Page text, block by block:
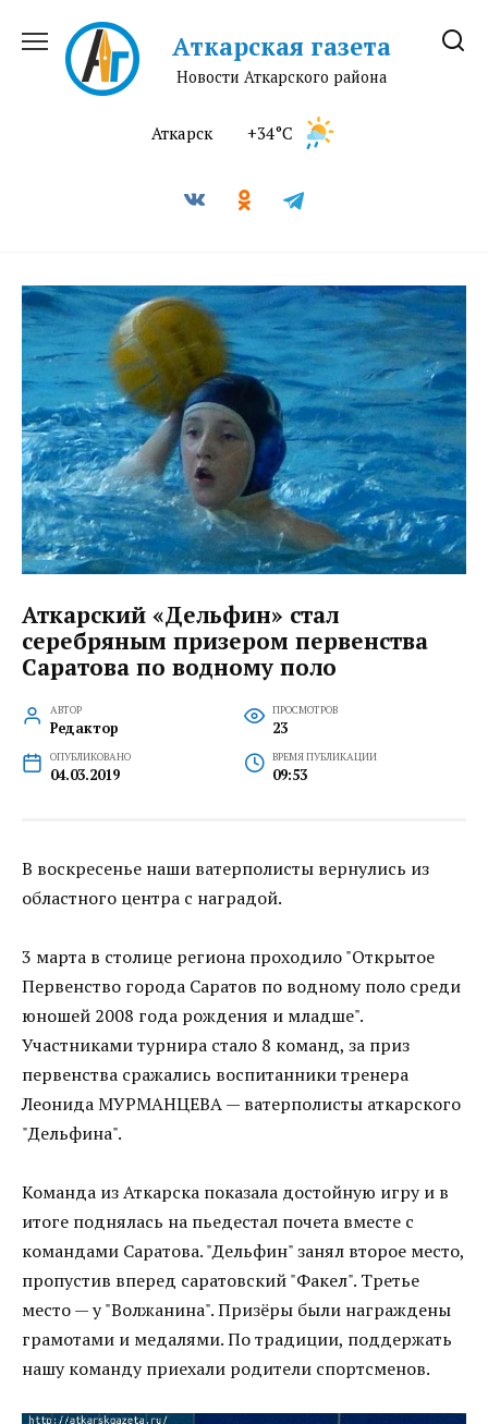
содержанию
Аткарская газета
Новости Аткарского района
Аткарск +34°C
Аткарский «Дельфин» стал
серебряным призером первенства
Саратова по водному поло
АВТОР
Редактор
ПРОСМОТРОВ
23
ОПУБЛИКОВАНО
04.03.2019
ВРЕМЯ ПУБЛИКАЦИИ
09:53
В воскресенье наши ватерполисты вернулись из
областного центра с наградой.
3 марта в столице региона проходило "Открытое
Первенство города Саратов по водному поло среди
юношей 2008 года рождения и младше".
Участниками турнира стало 8 команд, за приз
первенства сражались воспитанники тренера
Леонида МУРМАНЦЕВА — ватерполисты аткарского
"Дельфина".
Команда из Аткарска показала достойную игру и в
итоге поднялась на пьедестал почета вместе с
командами Саратова. "Дельфин" занял второе место,
пропустив вперед саратовский "Факел". Третье
место — у "Волжанина". Призёры были награждены
грамотами и медалями. По традиции, поддержать
нашу команду приехали родители спортсменов.